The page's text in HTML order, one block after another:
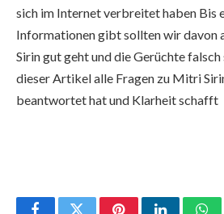
sich im Internet verbreitet haben Bis
Informationen gibt sollten wir davon
Sirin gut geht und die Gerüchte
dieser Artikel alle Fragen zu Mitri
beantwortet hat und Klarheit schafft